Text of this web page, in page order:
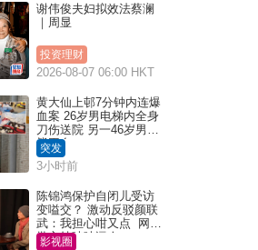
谢伟俊夫妇拟效法蔡澜
｜周显
投资理财
2026-08-07 06:00 HKT
黄大仙上邨7分钟内连爆
血案 26岁男电梯内全身
刀伤送院 另一46岁男倒
毙平台
突发
3小时前
陈锦鸿保护自闭儿受访
变嗌交？ 激动反驳颜联
武：我担心咁又点 网民
批主持咄咄逼人
影视圈